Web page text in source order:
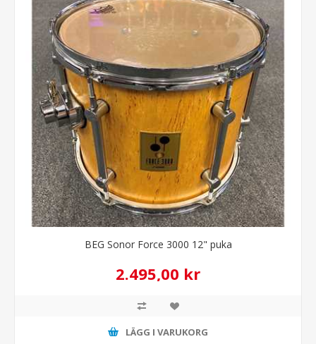
BEG Sonor Force 3000 12" puka
2.495,00 kr
LÄGG I VARUKORG